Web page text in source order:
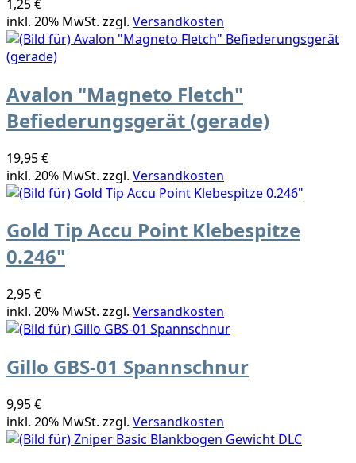
1,25 €
inkl. 20% MwSt. zzgl. Versandkosten
Avalon "Magneto Fletch"
Befiederungsgerät (gerade)
19,95 €
inkl. 20% MwSt. zzgl. Versandkosten
Gold Tip Accu Point Klebespitze
0.246"
2,95 €
inkl. 20% MwSt. zzgl. Versandkosten
Gillo GBS-01 Spannschnur
9,95 €
inkl. 20% MwSt. zzgl. Versandkosten